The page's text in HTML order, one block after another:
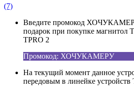
(7)
Введите промокод
подарок при покупке магнитол
TPRO 2
Промокод: ХОЧУКАМЕРУ
На текущий момент данное
передовым в линейке устройств